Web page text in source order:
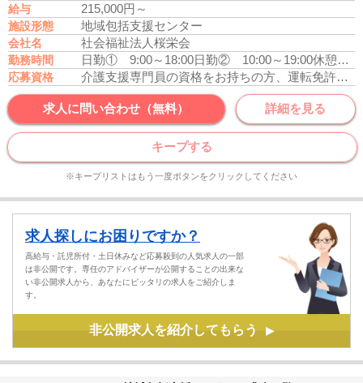
給与 215,000円～
施設形態 地域包括支援センター
会社名 社会福祉法人桜栄会
勤務時間 日勤① 9:00～18:00日勤② 10:00～19:00休憩時間：60分
応募資格 介護支援専門員の資格をお持ちの方、運転免許あれば尚可
求人に問い合わせ（無料） 詳細を見る
キープする
※キープリストはもう一度ボタンをクリックしてください
求人探しにお困りですか？
高給与・託児所付・土日休みなど応募殺到の人気求人の一部
は非公開です。専任のアドバイザーが公開することの出来な
い非公開求人から、あなたにピッタリの求人をご紹介しま
す。
非公開求人を紹介してもらう ▶